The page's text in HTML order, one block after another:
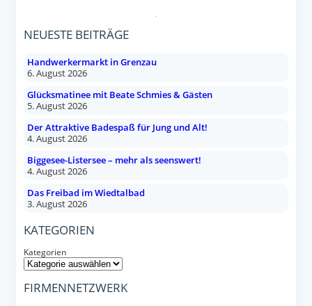
NEUESTE BEITRÄGE
Handwerkermarkt in Grenzau
6. August 2026
Glücksmatinee mit Beate Schmies & Gästen
5. August 2026
Der Attraktive Badespaß für Jung und Alt!
4. August 2026
Biggesee-Listersee – mehr als seenswert!
4. August 2026
Das Freibad im Wiedtalbad
3. August 2026
KATEGORIEN
Kategorien
FIRMENNETZWERK